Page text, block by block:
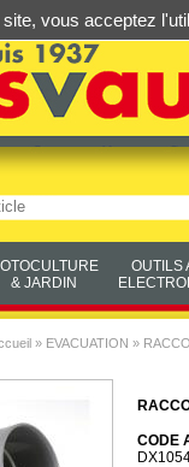
& JARDIN
OUTILS
» EVACUATION »
CODE
vous acceptez